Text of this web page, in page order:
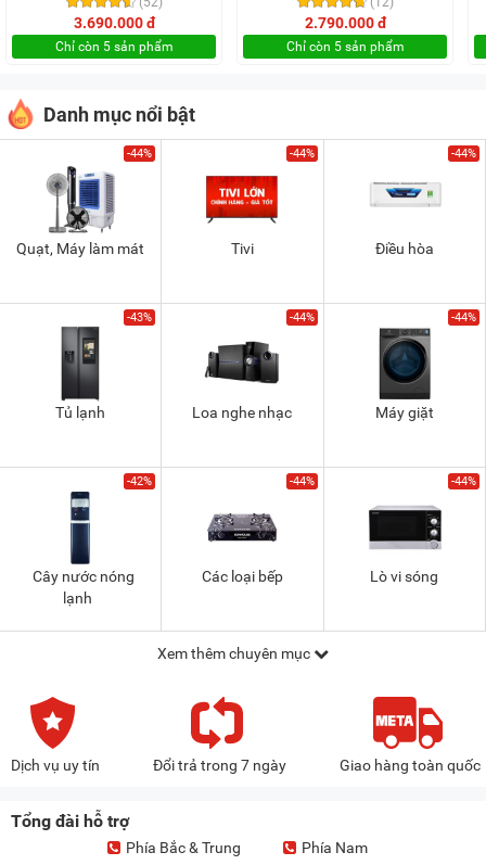
3.690.000 đ
Chỉ còn 5 sản phẩm
2.790.000 đ
Chỉ còn 5 sản phẩm
Danh mục nổi bật
-44%
Quạt, Máy làm mát
-44%
Tivi
-44%
Điều hòa
-43%
Tủ lạnh
-44%
Loa nghe nhạc
-44%
Máy giặt
-42%
Cây nước nóng
lạnh
-44%
Các loại bếp
-44%
Lò vi sóng
Xem thêm chuyên mục
Dịch vụ uy tín Đổi trả trong 7 ngày Giao hàng toàn quốc
Tổng đài hỗ trợ
Phía Bắc & Trung
Phía Nam